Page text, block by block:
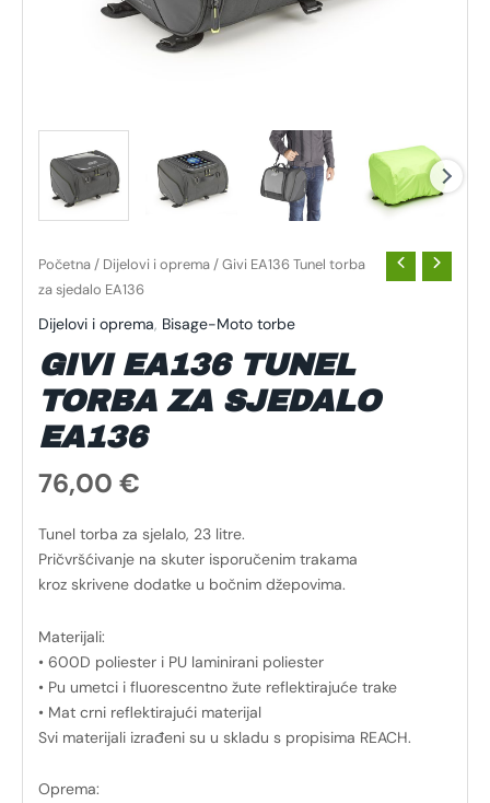
Početna / Dijelovi i oprema / Givi EA136 Tunel torba
za sjedalo EA136
Dijelovi i oprema, Bisage-Moto torbe
GIVI EA136 TUNEL
TORBA ZA SJEDALO
EA136
76,00 €
Tunel torba za sjelalo, 23 litre.
Pričvršćivanje na skuter isporučenim trakama
kroz skrivene dodatke u bočnim džepovima.
Materijali:
• 600D poliester i PU laminirani poliester
• Pu umetci i fluorescentno žute reflektirajuće trake
• Mat crni reflektirajući materijal
Svi materijali izrađeni su u skladu s propisima REACH.
Oprema: